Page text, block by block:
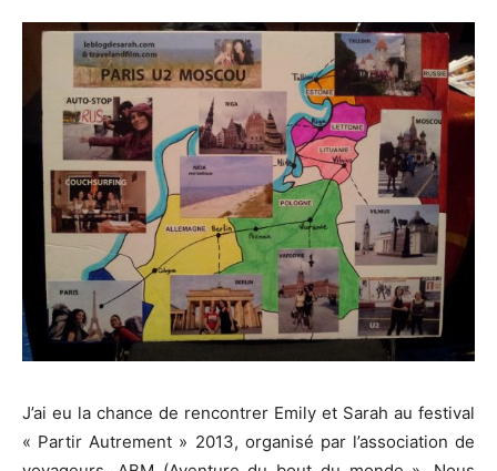
J’ai eu la chance de rencontrer Emily et Sarah au festival
« Partir Autrement » 2013, organisé par l’association de